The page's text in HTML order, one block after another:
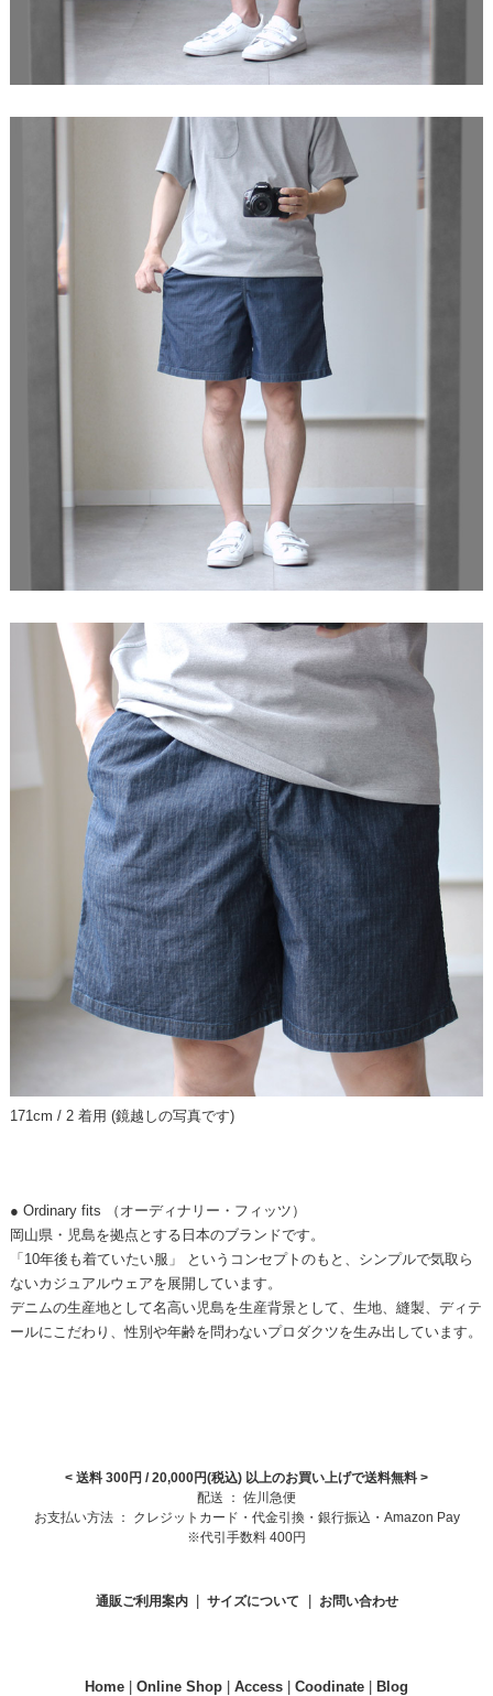
171cm / 2 着用 (鏡越しの写真です)
● Ordinary fits （オーディナリー・フィッツ）
岡山県・児島を拠点とする日本のブランドです。
「10年後も着ていたい服」 というコンセプトのもと、シンプルで気取ら
ないカジュアルウェアを展開しています。
デニムの生産地として名高い児島を生産背景として、生地、縫製、ディテ
ールにこだわり、性別や年齢を問わないプロダクツを生み出しています。
< 送料 300円 / 20,000円(税込) 以上のお買い上げで送料無料 >
配送 ： 佐川急便
お支払い方法 ： クレジットカード・代金引換・銀行振込・Amazon Pay
※代引手数料 400円
通販ご利用案内 サイズについて お問い合わせ
Home Online Shop Access Coodinate Blog